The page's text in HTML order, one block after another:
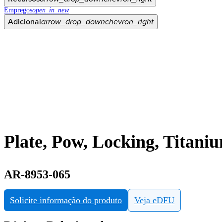
Empregosopen_in_new
Adicionalarrow_drop_downchevron_right
Plate, Pow, Locking,
AR-8953-065
Solicite informação do produto Veja eDFU